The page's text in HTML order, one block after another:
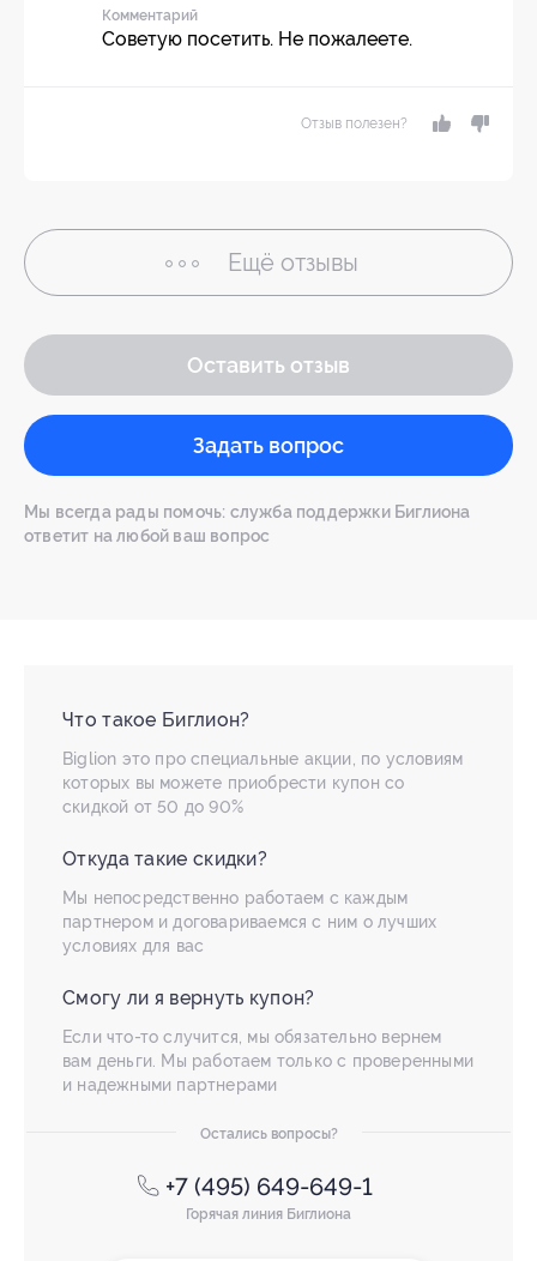
Комментарий
Советую посетить. Не пожалеете.
Отзыв полезен?
Ещё отзывы
Оставить отзыв
Задать вопрос
Мы всегда рады помочь: служба поддержки Биглиона
ответит на любой ваш вопрос
Что такое Биглион?
Biglion это про специальные акции, по условиям
которых вы можете приобрести купон со
скидкой от 50 до 90%
Откуда такие скидки?
Мы непосредственно работаем с каждым
партнером и договариваемся с ним о лучших
условиях для вас
Смогу ли я вернуть купон?
Если что-то случится, мы обязательно вернем
вам деньги. Мы работаем только с проверенными
и надежными партнерами
Остались вопросы?
+7 (495) 649-649-1
Горячая линия Биглиона